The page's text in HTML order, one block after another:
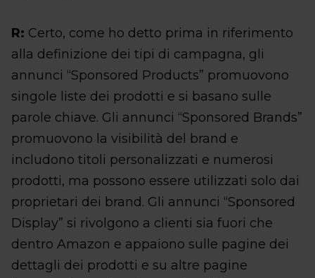
R: Certo, come ho detto prima in riferimento
alla definizione dei tipi di campagna, gli
annunci “Sponsored Products” promuovono
singole liste dei prodotti e si basano sulle
parole chiave. Gli annunci “Sponsored Brands”
promuovono la visibilità del brand e
includono titoli personalizzati e numerosi
prodotti, ma possono essere utilizzati solo dai
proprietari dei brand. Gli annunci “Sponsored
Display” si rivolgono a clienti sia fuori che
dentro Amazon e appaiono sulle pagine dei
dettagli dei prodotti e su altre pagine